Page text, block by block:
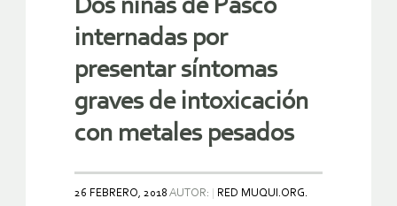
Dos niñas de Pasco
internadas por
presentar síntomas
graves de intoxicación
con metales pesados
26 FEBRERO, 2018 AUTOR:
RED MUQUI.ORG.